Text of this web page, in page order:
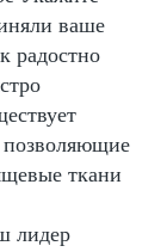
ваше
радостно
позволяющие
ткани
лидер